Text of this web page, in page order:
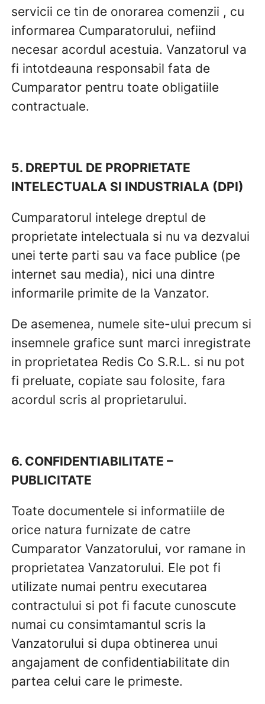
servicii ce tin de onorarea comenzii , cu
informarea Cumparatorului, nefiind
necesar acordul acestuia. Vanzatorul va
fi intotdeauna responsabil fata de
Cumparator pentru toate obligatiile
contractuale.
5. DREPTUL DE PROPRIETATE
INTELECTUALA SI INDUSTRIALA (DPI)
Cumparatorul intelege dreptul de
proprietate intelectuala si nu va dezvalui
unei terte parti sau va face publice (pe
internet sau media), nici una dintre
informarile primite de la Vanzator.
De asemenea, numele site-ului precum si
insemnele grafice sunt marci inregistrate
in proprietatea Redis Co S.R.L. si nu pot
fi preluate, copiate sau folosite, fara
acordul scris al proprietarului.
6. CONFIDENTIABILITATE –
PUBLICITATE
Toate documentele si informatiile de
orice natura furnizate de catre
Cumparator Vanzatorului, vor ramane in
proprietatea Vanzatorului. Ele pot fi
utilizate numai pentru executarea
contractului si pot fi facute cunoscute
numai cu consimtamantul scris la
Vanzatorului si dupa obtinerea unui
angajament de confidentiabilitate din
partea celui care le primeste.